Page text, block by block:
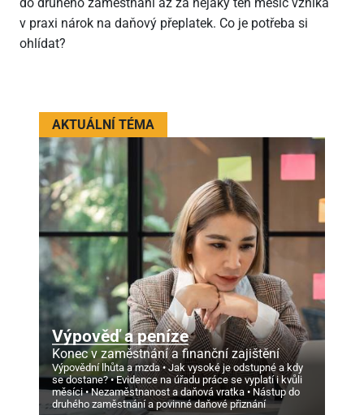
v praxi nárok na daňový přeplatek. Co je potřeba si
ohlídat?
AKTUÁLNÍ TÉMA
Výpověď a peníze
Konec v zaměstnání a finanční zajištění
Výpovědní lhůta a mzda
Jak vysoké je odstupné a kdy
se dostane?
Evidence na úřadu práce se vyplatí i kvůli
měsíci
Nezaměstnanost a daňová vratka
Nástup do
druhého zaměstnání a povinné daňové přiznání